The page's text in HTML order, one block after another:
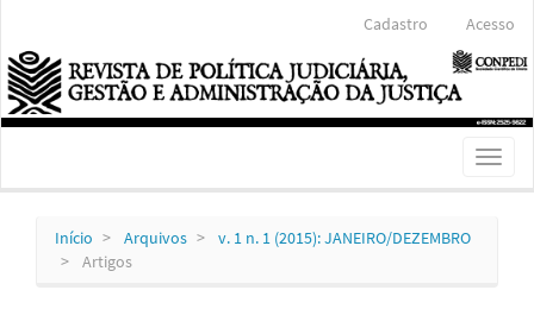
Conteúdo
principal
Barra
Lateral
Cadastro Acesso
Toggle
Início Arquivos
v. 1 n. 1 (2015): JANEIRO/DEZEMBRO
Artigos